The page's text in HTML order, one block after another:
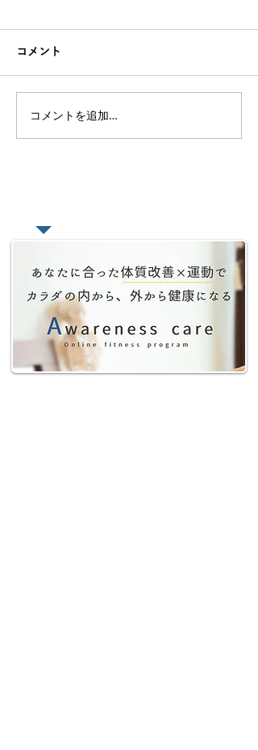
オンラインレッスン、サ
ロンを有料で始める為の
コメント
コメントを追加…